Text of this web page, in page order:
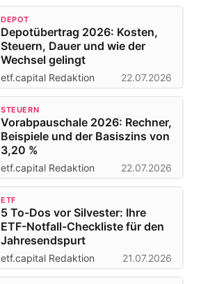
DEPOT
Depotübertrag 2026: Kosten,
Steuern, Dauer und wie der
Wechsel gelingt
etf.capital Redaktion 22.07.2026
STEUERN
Vorabpauschale 2026: Rechner,
Beispiele und der Basiszins von
3,20 %
etf.capital Redaktion 22.07.2026
ETF
5 To-Dos vor Silvester: Ihre
ETF-Notfall-Checkliste für den
Jahresendspurt
etf.capital Redaktion 21.07.2026